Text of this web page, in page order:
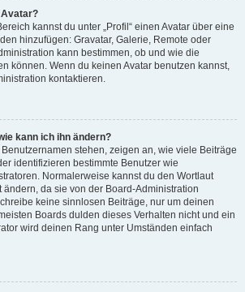
Avatar?
kannst du unter „Profil“ einen Avatar über eine
hinzufügen: Gravatar, Galerie, Remote oder
kann bestimmen, ob und wie die
können. Wenn du keinen Avatar benutzen kannst,
kontaktieren.
kann ich ihn ändern?
stehen, zeigen an, wie viele Beiträge
identifizieren bestimmte Benutzer wie
Normalerweise kannst du den Wortlaut
da sie von der Board-Administration
keine sinnlosen Beiträge, nur um deinen
Boards dulden dieses Verhalten nicht und ein
wird deinen Rang unter Umständen einfach